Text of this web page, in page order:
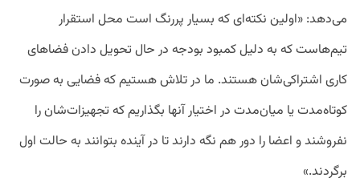
می‌دهد: «اولین نکته‌ای که بسیار پررنگ است محل استقرار
تیم‌هاست که به دلیل کمبود بودجه در حال تحویل دادن فضاهای
کاری اشتراکی‌شان هستند. ما در تلاش هستیم که فضایی به صورت
کوتاه‌مدت یا میان‌مدت در اختیار آنها بگذاریم که تجهیزات‌شان را
نفروشند و اعضا را دور هم نگه دارند تا در آینده بتوانند به حالت اول
برگردند.»